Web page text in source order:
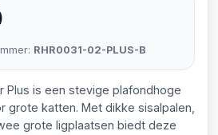
RHR0031-02-PLUS-B
Plus is een stevige plafondhoge
grote katten. Met dikke sisalpalen,
grote ligplaatsen biedt deze